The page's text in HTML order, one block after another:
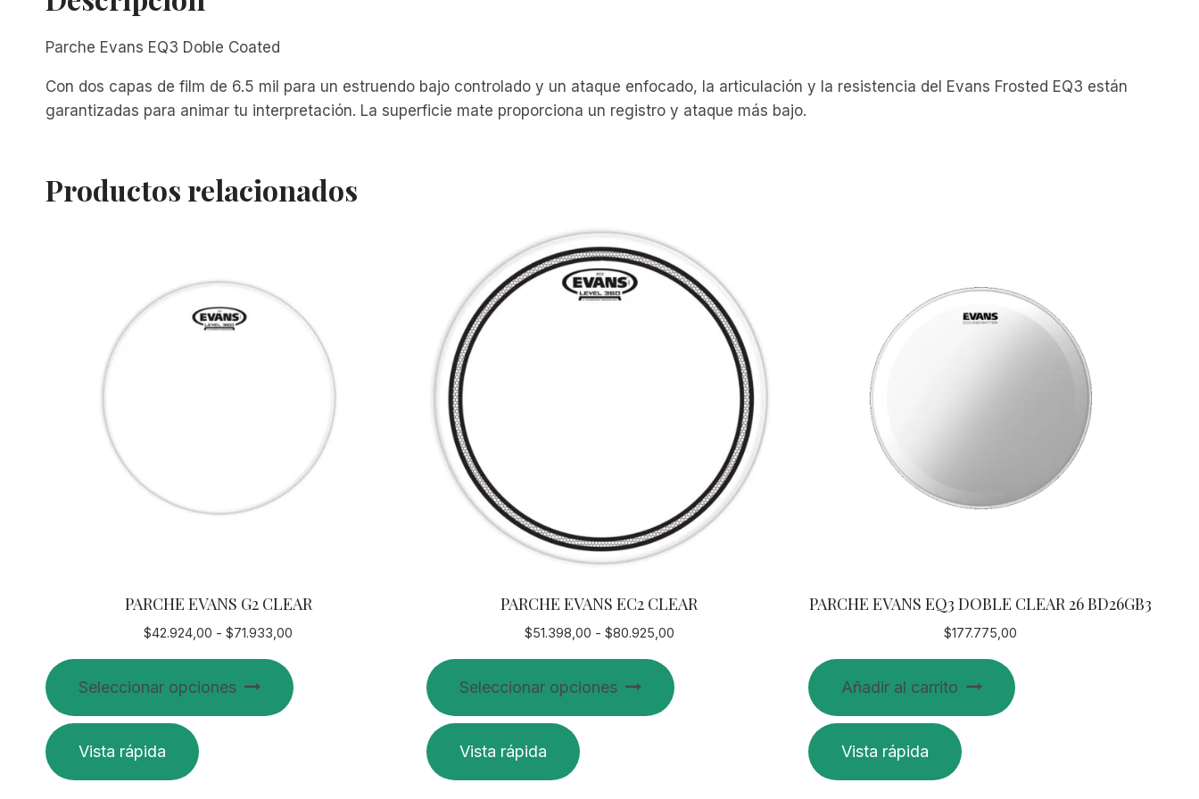
Parche Evans EQ3 Doble Coated
Con dos capas de film de 6.5 mil para un estruendo bajo controlado y un ataque enfocado, la articulación y la resistencia del Evans Frosted EQ3 están
garantizadas para animar tu interpretación. La superficie mate proporciona un registro y ataque más bajo.
Productos relacionados
PARCHE EVANS G2 CLEAR
$42.924,00 - $71.933,00
desde
Seleccionar opciones
producto
Vista rápida
PARCHE EVANS EC2 CLEAR
$51.398,00 - $80.925,00Rango
desde
Seleccionar opciones
producto
Vista rápida
PARCHE EVANS EQ3 DOBLE CLEAR 26 BD26GB3
$177.775,00
Añadir al carrito
Vista rápida